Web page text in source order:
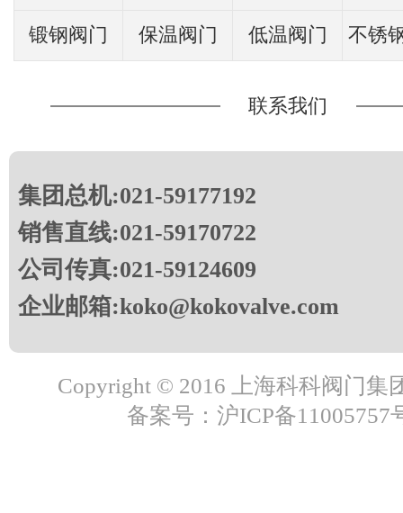
锻钢阀门 保温阀门 低温阀门 不锈
联系我们
集团总机:021-59177192
销售直线:021-59170722
公司传真:021-59124609
企业邮箱:koko@kokovalve.com
Copyright © 2016 上海科科阀门集
备案号：沪ICP备11005757